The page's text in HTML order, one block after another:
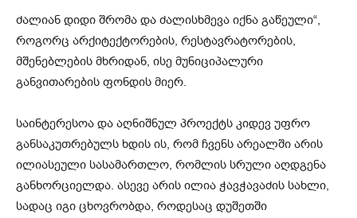
ძალიან დიდი შრომა და ძალისხმევა იქნა გაწეული“,
როგორც არქიტექტორების, რესტავრატორების,
მშენებლების მხრიდან, ისე მუნიციპალური
განვითარების ფონდის მიერ.
საინტერესოა და აღნიშნულ პროექტს კიდევ უფრო
განსაკუთრებულს ხდის ის, რომ ჩვენს არეალში არის
ილიასეული სასამართლო, რომლის სრული აღდგენა
განხორციელდა. ასევე არის ილია ჭავჭავაძის სახლი,
სადაც იგი ცხოვრობდა, როდესაც დუშეთში